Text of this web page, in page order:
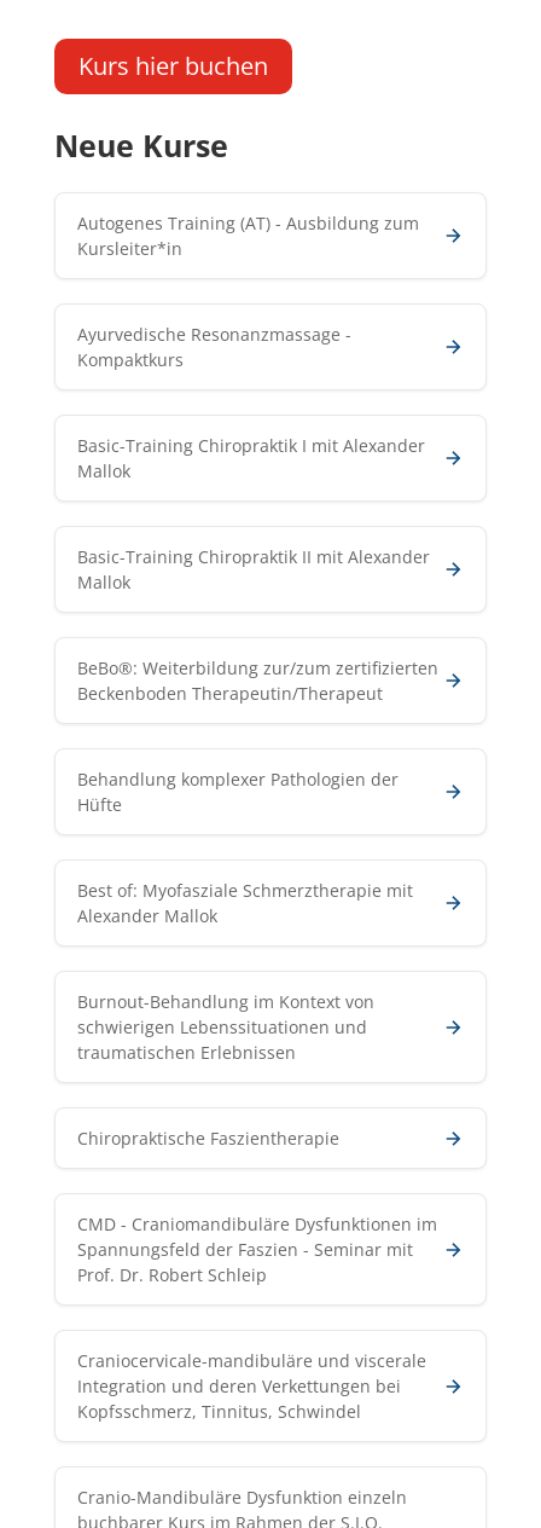
Kurs hier buchen
Neue Kurse
Autogenes Training (AT) - Ausbildung zum
Kursleiter*in
Ayurvedische Resonanzmassage -
Kompaktkurs
Basic-Training Chiropraktik I mit Alexander
Mallok
Basic-Training Chiropraktik II mit Alexander
Mallok
BeBo®: Weiterbildung zur/zum zertifizierten
Beckenboden Therapeutin/Therapeut
Behandlung komplexer Pathologien der
Hüfte
Best of: Myofasziale Schmerztherapie mit
Alexander Mallok
Burnout-Behandlung im Kontext von
schwierigen Lebenssituationen und
traumatischen Erlebnissen
Chiropraktische Faszientherapie
CMD - Craniomandibuläre Dysfunktionen im
Spannungsfeld der Faszien - Seminar mit
Prof. Dr. Robert Schleip
Craniocervicale-mandibuläre und viscerale
Integration und deren Verkettungen bei
Kopfsschmerz, Tinnitus, Schwindel
Cranio-Mandibuläre Dysfunktion einzeln
buchbarer Kurs im Rahmen der S.I.O.